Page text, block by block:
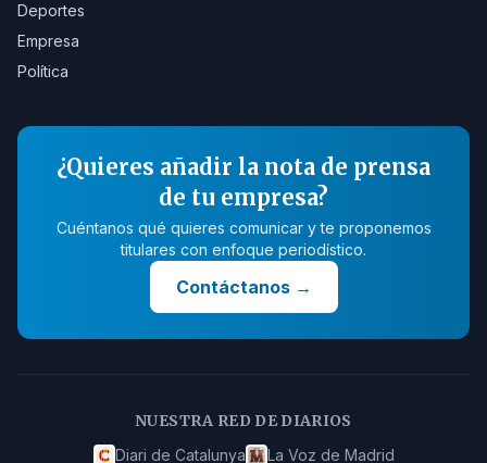
Deportes
Empresa
Política
¿Quieres añadir la nota de prensa
de tu empresa?
Cuéntanos qué quieres comunicar y te proponemos
titulares con enfoque periodístico.
Contáctanos→
NUESTRA RED DE DIARIOS
Diari de Catalunya La Voz de Madrid